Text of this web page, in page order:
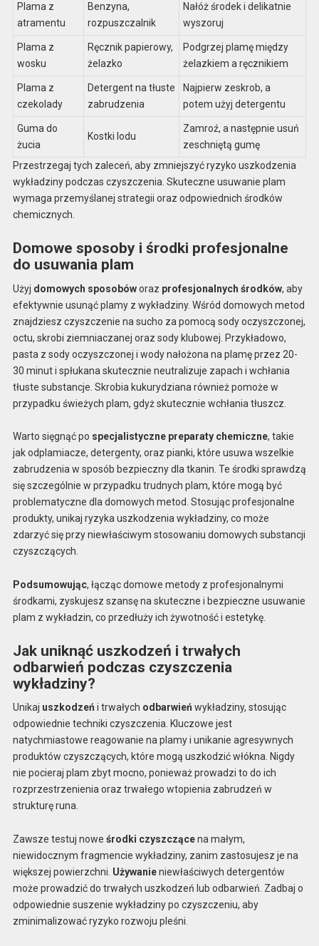
Plama z
atramentu
Benzyna,
rozpuszczalnik
Nałóż środek i delikatnie
wyszoruj
Plama z
wosku
Ręcznik papierowy,
żelazko
Podgrzej plamę między
żelazkiem a ręcznikiem
Plama z
czekolady
Detergent na tłuste
zabrudzenia
Najpierw zeskrob, a
potem użyj detergentu
Guma do
żucia
Kostki lodu
Zamroź, a następnie usuń
zeschniętą gumę
Przestrzegaj tych zaleceń, aby zmniejszyć ryzyko uszkodzenia
wykładziny podczas czyszczenia. Skuteczne usuwanie plam
wymaga przemyślanej strategii oraz odpowiednich środków
chemicznych.
Domowe sposoby i środki profesjonalne
do usuwania plam
Użyj domowych sposobóworaz profesjonalnych środków, aby
efektywnie usunąć plamy z wykładziny. Wśród domowych metod
znajdziesz czyszczenie na sucho za pomocą sody oczyszczonej,
octu, skrobi ziemniaczanej oraz sody klubowej. Przykładowo,
pasta z sody oczyszczonej i wody nałożona na plamę przez 20-
30 minut i spłukana skutecznie neutralizuje zapach i wchłania
tłuste substancje. Skrobia kukurydziana również pomoże w
przypadku świeżych plam, gdyż skutecznie wchłania tłuszcz.
Warto sięgnąć po specjalistyczne preparaty chemiczne, takie
jak odplamiacze, detergenty, oraz pianki, które usuwa wszelkie
zabrudzenia w sposób bezpieczny dla tkanin. Te środki sprawdzą
się szczególnie w przypadku trudnych plam, które mogą być
problematyczne dla domowych metod. Stosując profesjonalne
produkty, unikaj ryzyka uszkodzenia wykładziny, co może
zdarzyć się przy niewłaściwym stosowaniu domowych substancji
czyszczących.
Podsumowując, łącząc domowe metody z profesjonalnymi
środkami, zyskujesz szansę na skuteczne i bezpieczne usuwanie
plam z wykładzin, co przedłuży ich żywotność i estetykę.
Jak uniknąć uszkodzeń i trwałych
odbarwień podczas czyszczenia
wykładziny?
Unikaj uszkodzeń i trwałych odbarwień wykładziny, stosując
odpowiednie techniki czyszczenia. Kluczowe jest
natychmiastowe reagowanie na plamy i unikanie agresywnych
produktów czyszczących, które mogą uszkodzić włókna. Nigdy
nie pocieraj plam zbyt mocno, ponieważ prowadzi to do ich
rozprzestrzenienia oraz trwałego wtopienia zabrudzeń w
strukturę runa.
Zawsze testuj nowe środki czyszczącena małym,
niewidocznym fragmencie wykładziny, zanim zastosujesz je na
większej powierzchni. Używanieniewłaściwych detergentów
może prowadzić do trwałych uszkodzeń lub odbarwień. Zadbaj o
odpowiednie suszenie wykładziny po czyszczeniu, aby
zminimalizować ryzyko rozwoju pleśni.